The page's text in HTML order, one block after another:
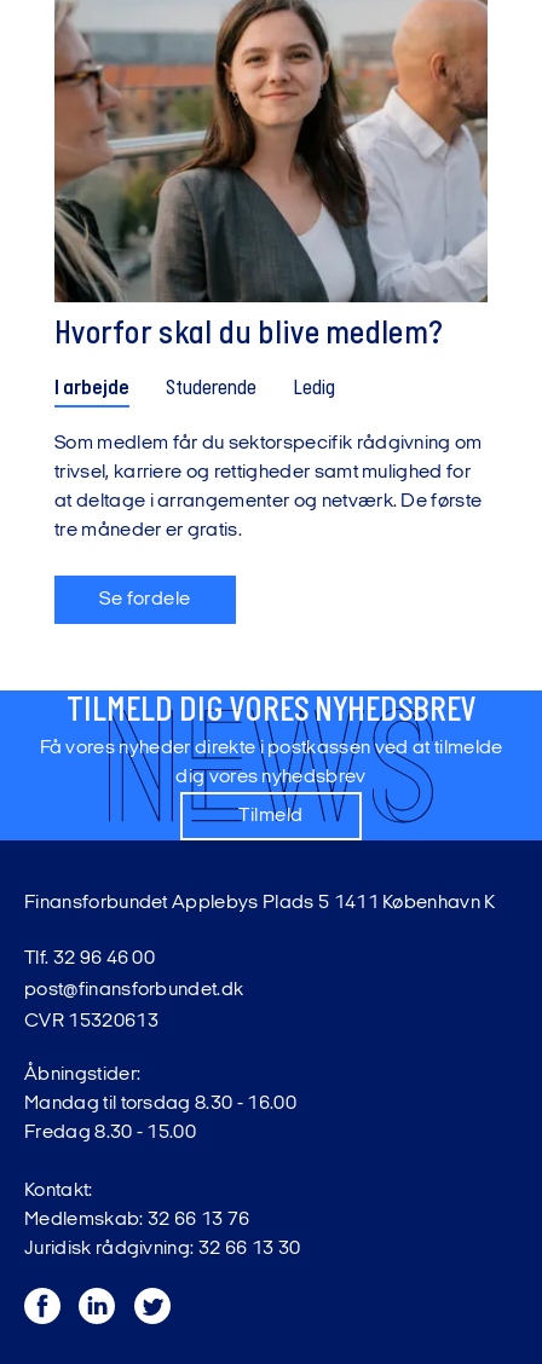
Hvorfor skal du blive medlem?
I arbejde Studerende Ledig
Som medlem får du sektorspecifik rådgivning om
trivsel, karriere og rettigheder samt mulighed for
at deltage i arrangementer og netværk. De første
tre måneder er gratis.
Se fordele
TILMELD DIG VORES NYHEDSBREV
Få vores nyheder direkte i postkassen ved at tilmelde
dig vores nyhedsbrev
Tilmeld
Finansforbundet Applebys Plads 5 1411 København K
Tlf. 32 96 46 00
post@finansforbundet.dk
CVR 15320613
Åbningstider:
Mandag til torsdag 8.30 - 16.00
Fredag 8.30 - 15.00
Kontakt:
Medlemskab: 32 66 13 76
Juridisk rådgivning: 32 66 13 30
FacebookLinkedInTwitter